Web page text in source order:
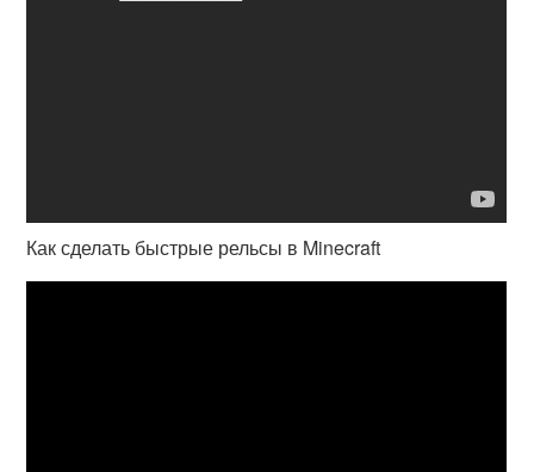
Как сделать быстрые рельсы в Minecraft